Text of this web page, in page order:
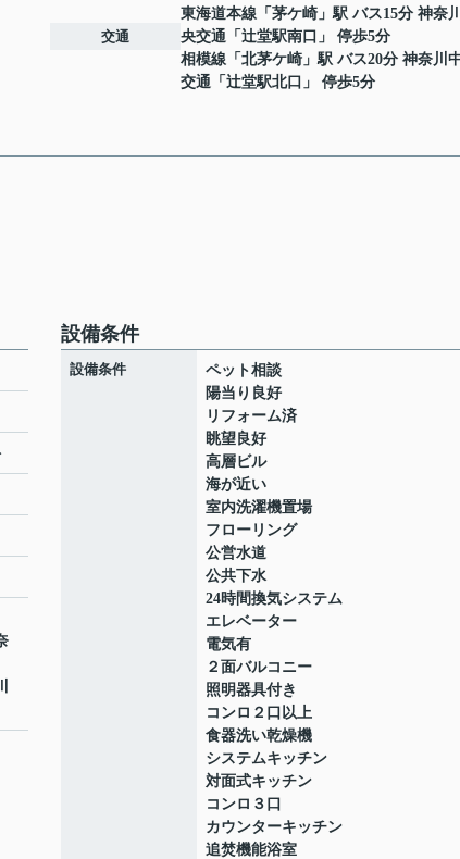
交通
東海道本線 「 茅ケ崎 」駅 バス15分 神奈
央交通「辻堂駅南口」 停歩5分
相模線 「 北茅ケ崎 」駅 バス20分 神奈川
交通「辻堂駅北口」 停歩5分
設備条件
設備条件
ペット相談
陽当り良好
リフォーム済
眺望良好
高層ビル
海が近い
室内洗濯機置場
フローリング
公営水道
公共下水
24時間換気システム
エレベーター
電気有
２面バルコニー
照明器具付き
コンロ２口以上
食器洗い乾燥機
システムキッチン
対面式キッチン
コンロ３口
カウンターキッチン
追焚機能浴室